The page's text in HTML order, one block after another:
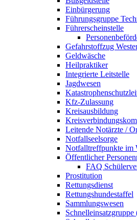
Einbürgerung
Führungsgruppe
Führerscheinstelle
Gefahrstoffzug
Geldwäsche
Heilpraktiker
Integrierte Leitstelle
Jagdwesen
Kfz-Zulassung
Kreisausbildung
Leitende Notärzte /
Notfallseelsorge
Notfalltreffpunkte im
Öffentlicher
FAQ
Prostitution
Rettungsdienst
Rettungshundestaffel
Sammlungswesen